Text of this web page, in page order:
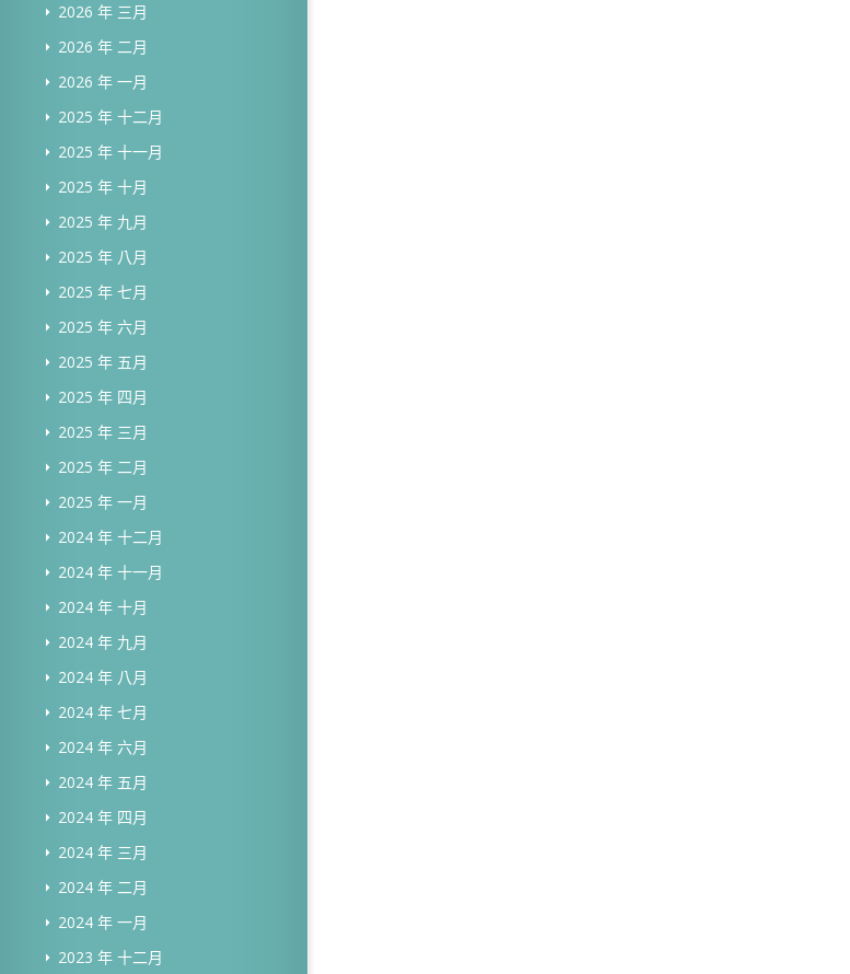
2026 年 三月
2026 年 二月
2026 年 一月
2025 年 十二月
2025 年 十一月
2025 年 十月
2025 年 九月
2025 年 八月
2025 年 七月
2025 年 六月
2025 年 五月
2025 年 四月
2025 年 三月
2025 年 二月
2025 年 一月
2024 年 十二月
2024 年 十一月
2024 年 十月
2024 年 九月
2024 年 八月
2024 年 七月
2024 年 六月
2024 年 五月
2024 年 四月
2024 年 三月
2024 年 二月
2024 年 一月
2023 年 十二月